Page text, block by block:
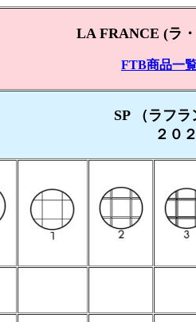
LA FRANCE (ラ
FTB商品一
SP （ラフ
２０